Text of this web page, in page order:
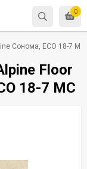
0
Сонома, ECO 18-7 MC
Floor
18-7 MC